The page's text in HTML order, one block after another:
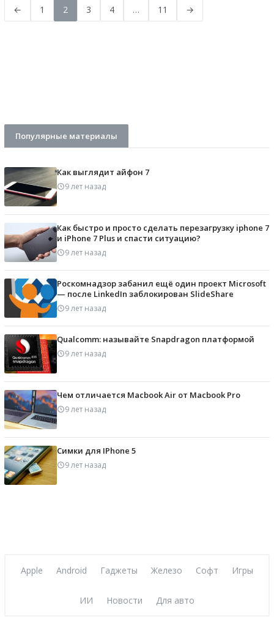
← 1 2 3 4 … 11 →
Популярные материалы
Как выглядит айфон 7
9 лет назад
Как быстро и просто сделать перезагрузку iphone 7
и iPhone 7 Plus и спасти ситуацию?
9 лет назад
Роскомнадзор забанил ещё один проект Microsoft
— после LinkedIn заблокирован SlideShare
9 лет назад
Qualcomm: называйте Snapdragon платформой
9 лет назад
Чем отличается Macbook Air от Macbook Pro
9 лет назад
Симки для IPhone 5
9 лет назад
Apple Android Гаджеты Железо Софт Игры
ИИ Новости Для авто